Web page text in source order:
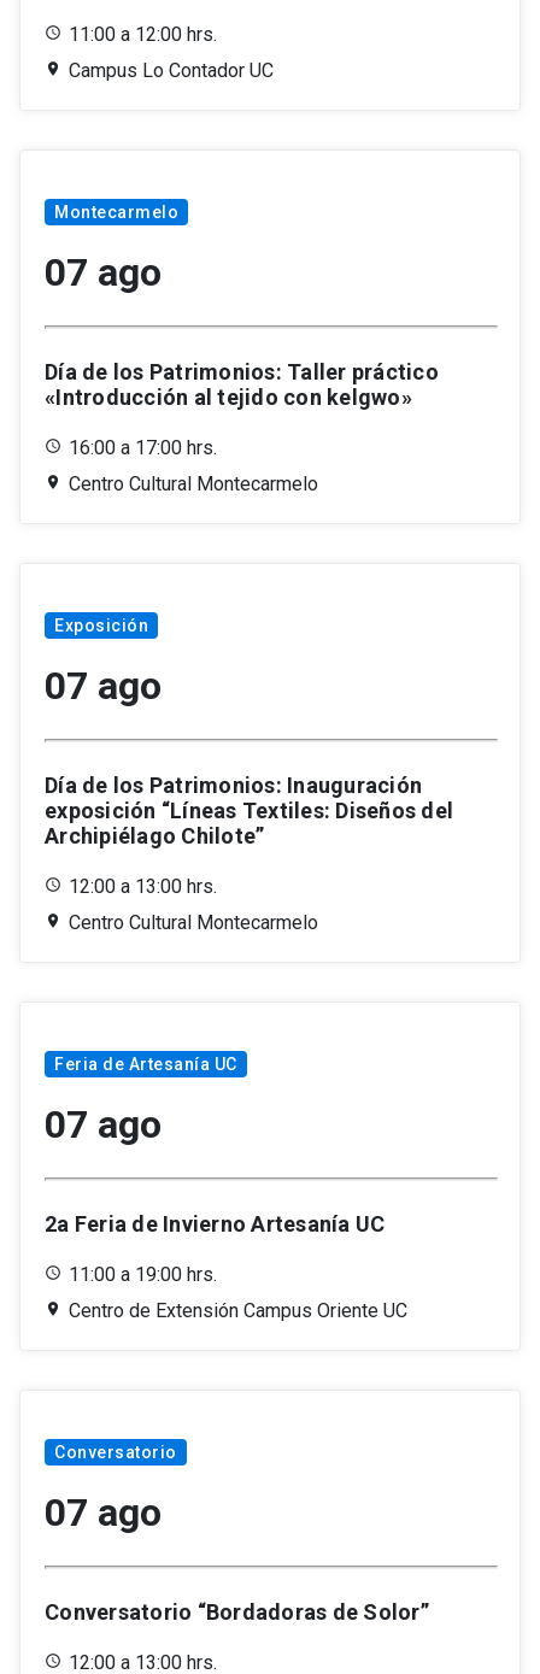
11:00 a 12:00 hrs.
Campus Lo Contador UC
Montecarmelo
07 ago
Día de los Patrimonios: Taller práctico
«Introducción al tejido con kelgwo»
16:00 a 17:00 hrs.
Centro Cultural Montecarmelo
Exposición
07 ago
Día de los Patrimonios: Inauguración
exposición “Líneas Textiles: Diseños del
Archipiélago Chilote”
12:00 a 13:00 hrs.
Centro Cultural Montecarmelo
Feria de Artesanía UC
07 ago
2a Feria de Invierno Artesanía UC
11:00 a 19:00 hrs.
Centro de Extensión Campus Oriente UC
Conversatorio
07 ago
Conversatorio “Bordadoras de Solor”
12:00 a 13:00 hrs.